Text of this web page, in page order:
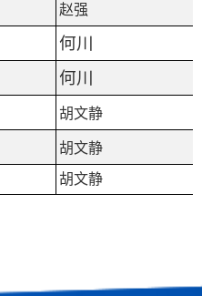
赵强
何川
何川
胡文静
胡文静
胡文静